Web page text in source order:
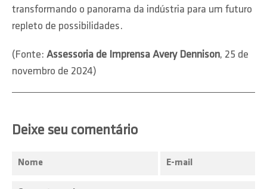
transformando o panorama da indústria para um futuro
repleto de possibilidades.
(Fonte: Assessoria de Imprensa Avery Dennison, 25 de
novembro de 2024)
Deixe seu comentário